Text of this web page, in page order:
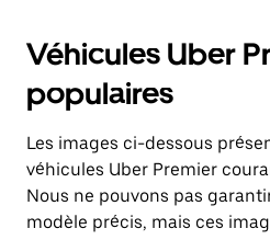
Véhicules Uber
populaires
Les images ci-dessous
véhicules Uber Premier
Nous ne pouvons pas
modèle précis, mais ces